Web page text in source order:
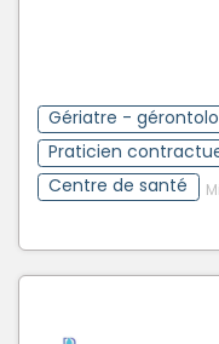
Gériatre -
Praticien
Centre de santé